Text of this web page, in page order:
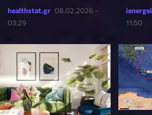
healthstat.gr 08.02.2026 -
03:29
11:50